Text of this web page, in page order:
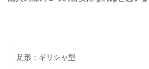
足形：ギリシャ型